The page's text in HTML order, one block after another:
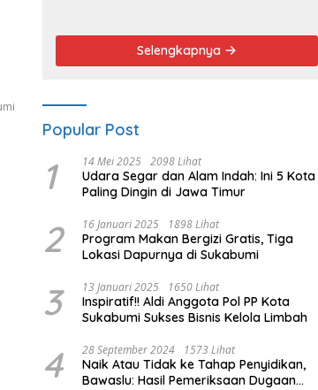
Walikota
Selengkapnya
Popular Post
1 14 Mei 2025 2098 Lihat
Udara Segar dan Alam Indah: Ini 5 Kota
Paling Dingin di Jawa Timur
2 16 Januari 2025 1898 Lihat
Program Makan Bergizi Gratis, Tiga
Lokasi Dapurnya di Sukabumi
3 13 Januari 2025 1650 Lihat
Inspiratif!! Aldi Anggota Pol PP Kota
Sukabumi Sukses Bisnis Kelola Limbah
4 28 September 2024 1573 Lihat
Naik Atau Tidak ke Tahap Penyidikan,
Bawaslu: Hasil Pemeriksaan Dugaan